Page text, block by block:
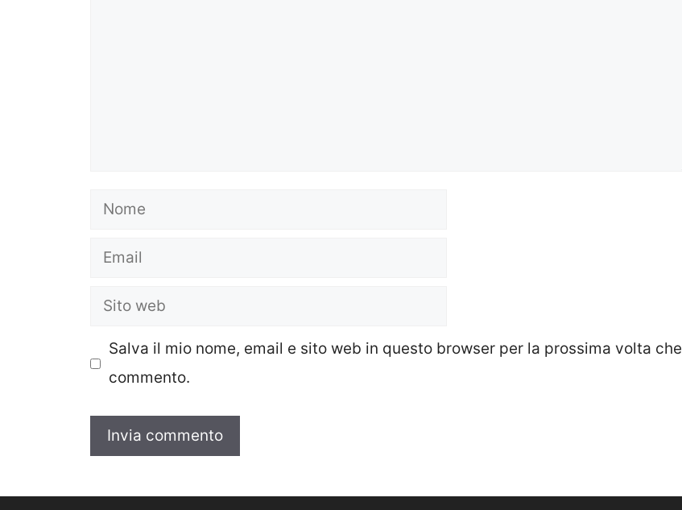
Nome
Email
Sito
Salva il mio nome, email e sito web in questo browser per la prossima volta che
commento.